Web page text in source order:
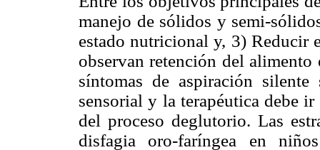
manejo de sólidos y semi-
estado nutricional y, 3) Reducir
observan retención del alimento
síntomas de aspiración
sensorial y la terapéutica debe
del proceso deglutorio. Las
disfagia oro-faríngea en